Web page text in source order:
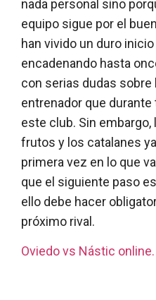
nada personal sino
equipo sigue por el
han vivido un duro
encadenando hasta
con serias dudas
entrenador que
este club. Sin embargo,
frutos y los catalanes
primera vez en lo que
que el siguiente paso
ello debe hacer
próximo rival.
Oviedo vs Nástic online.